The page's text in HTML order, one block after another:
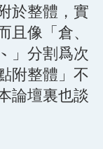
於整體，實
且像「倉、
丶
」分割爲次
附整體」不
論壇裏也談